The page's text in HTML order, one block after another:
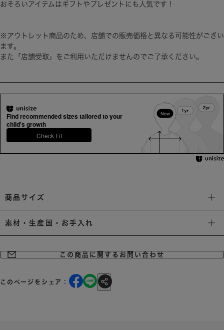
おそろいアイテムはギフトやプレゼントにも人気です！
※アウトレット商品のため、店舗での販売価格と異なる可能性がござい
ます。
また「店舗受取」をご利用いただけませんのでご了承ください。
Find recommended sizes tailored to your
child's growth
Check Fit
商品サイズ
素材・生産国・お手入れ
この商品に関するお問い合わせ
このページをシェア：